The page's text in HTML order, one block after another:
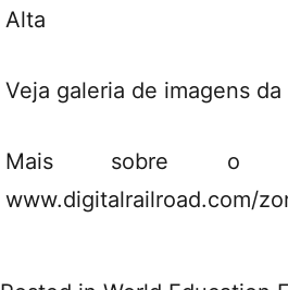
Alta
Veja galeria de imagens
Mais sobre o
www.digitalrailroad.com/